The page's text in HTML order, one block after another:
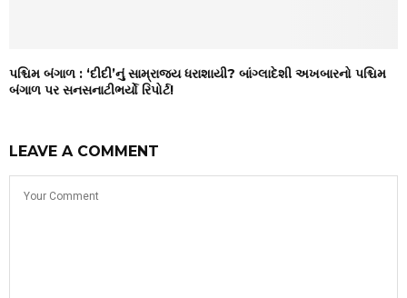
પશ્ચિમ બંગાળ : ‘દીદી’નું સામ્રાજ્ય ધરાશાયી? બાંગ્લાદેશી અખબારનો પશ્ચિમ
બંગાળ પર સનસનાટીભર્યો રિપોર્ટ!
LEAVE A COMMENT